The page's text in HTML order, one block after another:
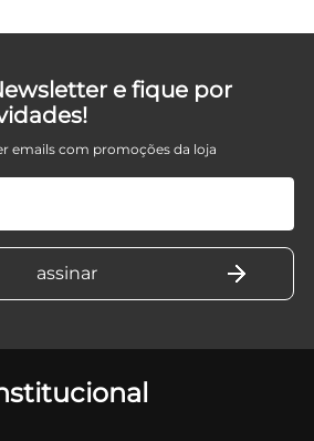
e fique por
emails com promoções da loja